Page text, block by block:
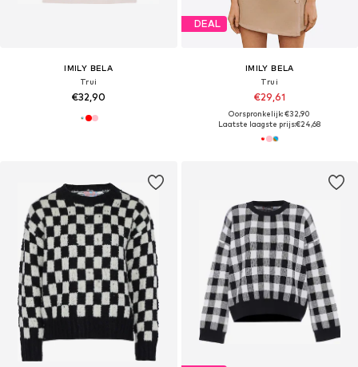
IMILY BELA
Trui
€32,90
DEAL
IMILY BELA
Trui
€29,61
Oorspronkelijk: €32,90
Laatste laagste prijs:€24,68